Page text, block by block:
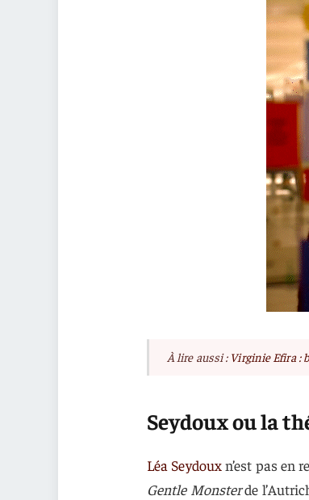
À lire aussi : Virginie Efira :
Seydoux ou la
Léa Seydouxn’est pas en
Gentle Monsterde